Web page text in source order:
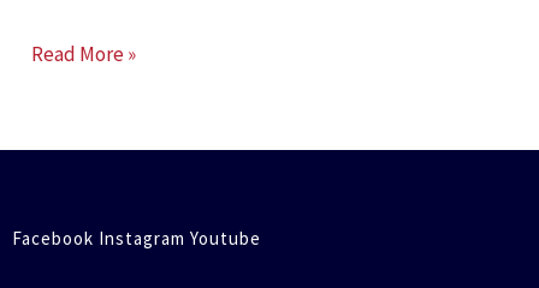
Read More »
Facebook Instagram Youtube